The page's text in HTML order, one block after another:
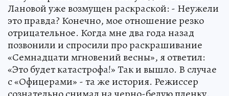
Лановой уже возмущен раскраской: - Неужели
это правда? Конечно, мое отношение резко
отрицательное. Когда мне два года назад
позвонили и спросили про раскрашивание
«Семнадцати мгновений весны», я ответил:
«Это будет катастрофа!» Так и вышло. В случае
с «Офицерами» - та же история. Режиссер